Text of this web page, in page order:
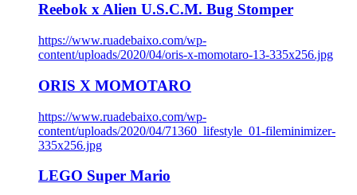
Reebok x Alien U.S.C.M. Bug Stomper
https://www.ruadebaixo.com/wp-
content/uploads/2020/04/oris-x-momotaro-13-335x256.jpg
ORIS X MOMOTARO
https://www.ruadebaixo.com/wp-
content/uploads/2020/04/71360_lifestyle_01-fileminimizer-
335x256.jpg
LEGO Super Mario